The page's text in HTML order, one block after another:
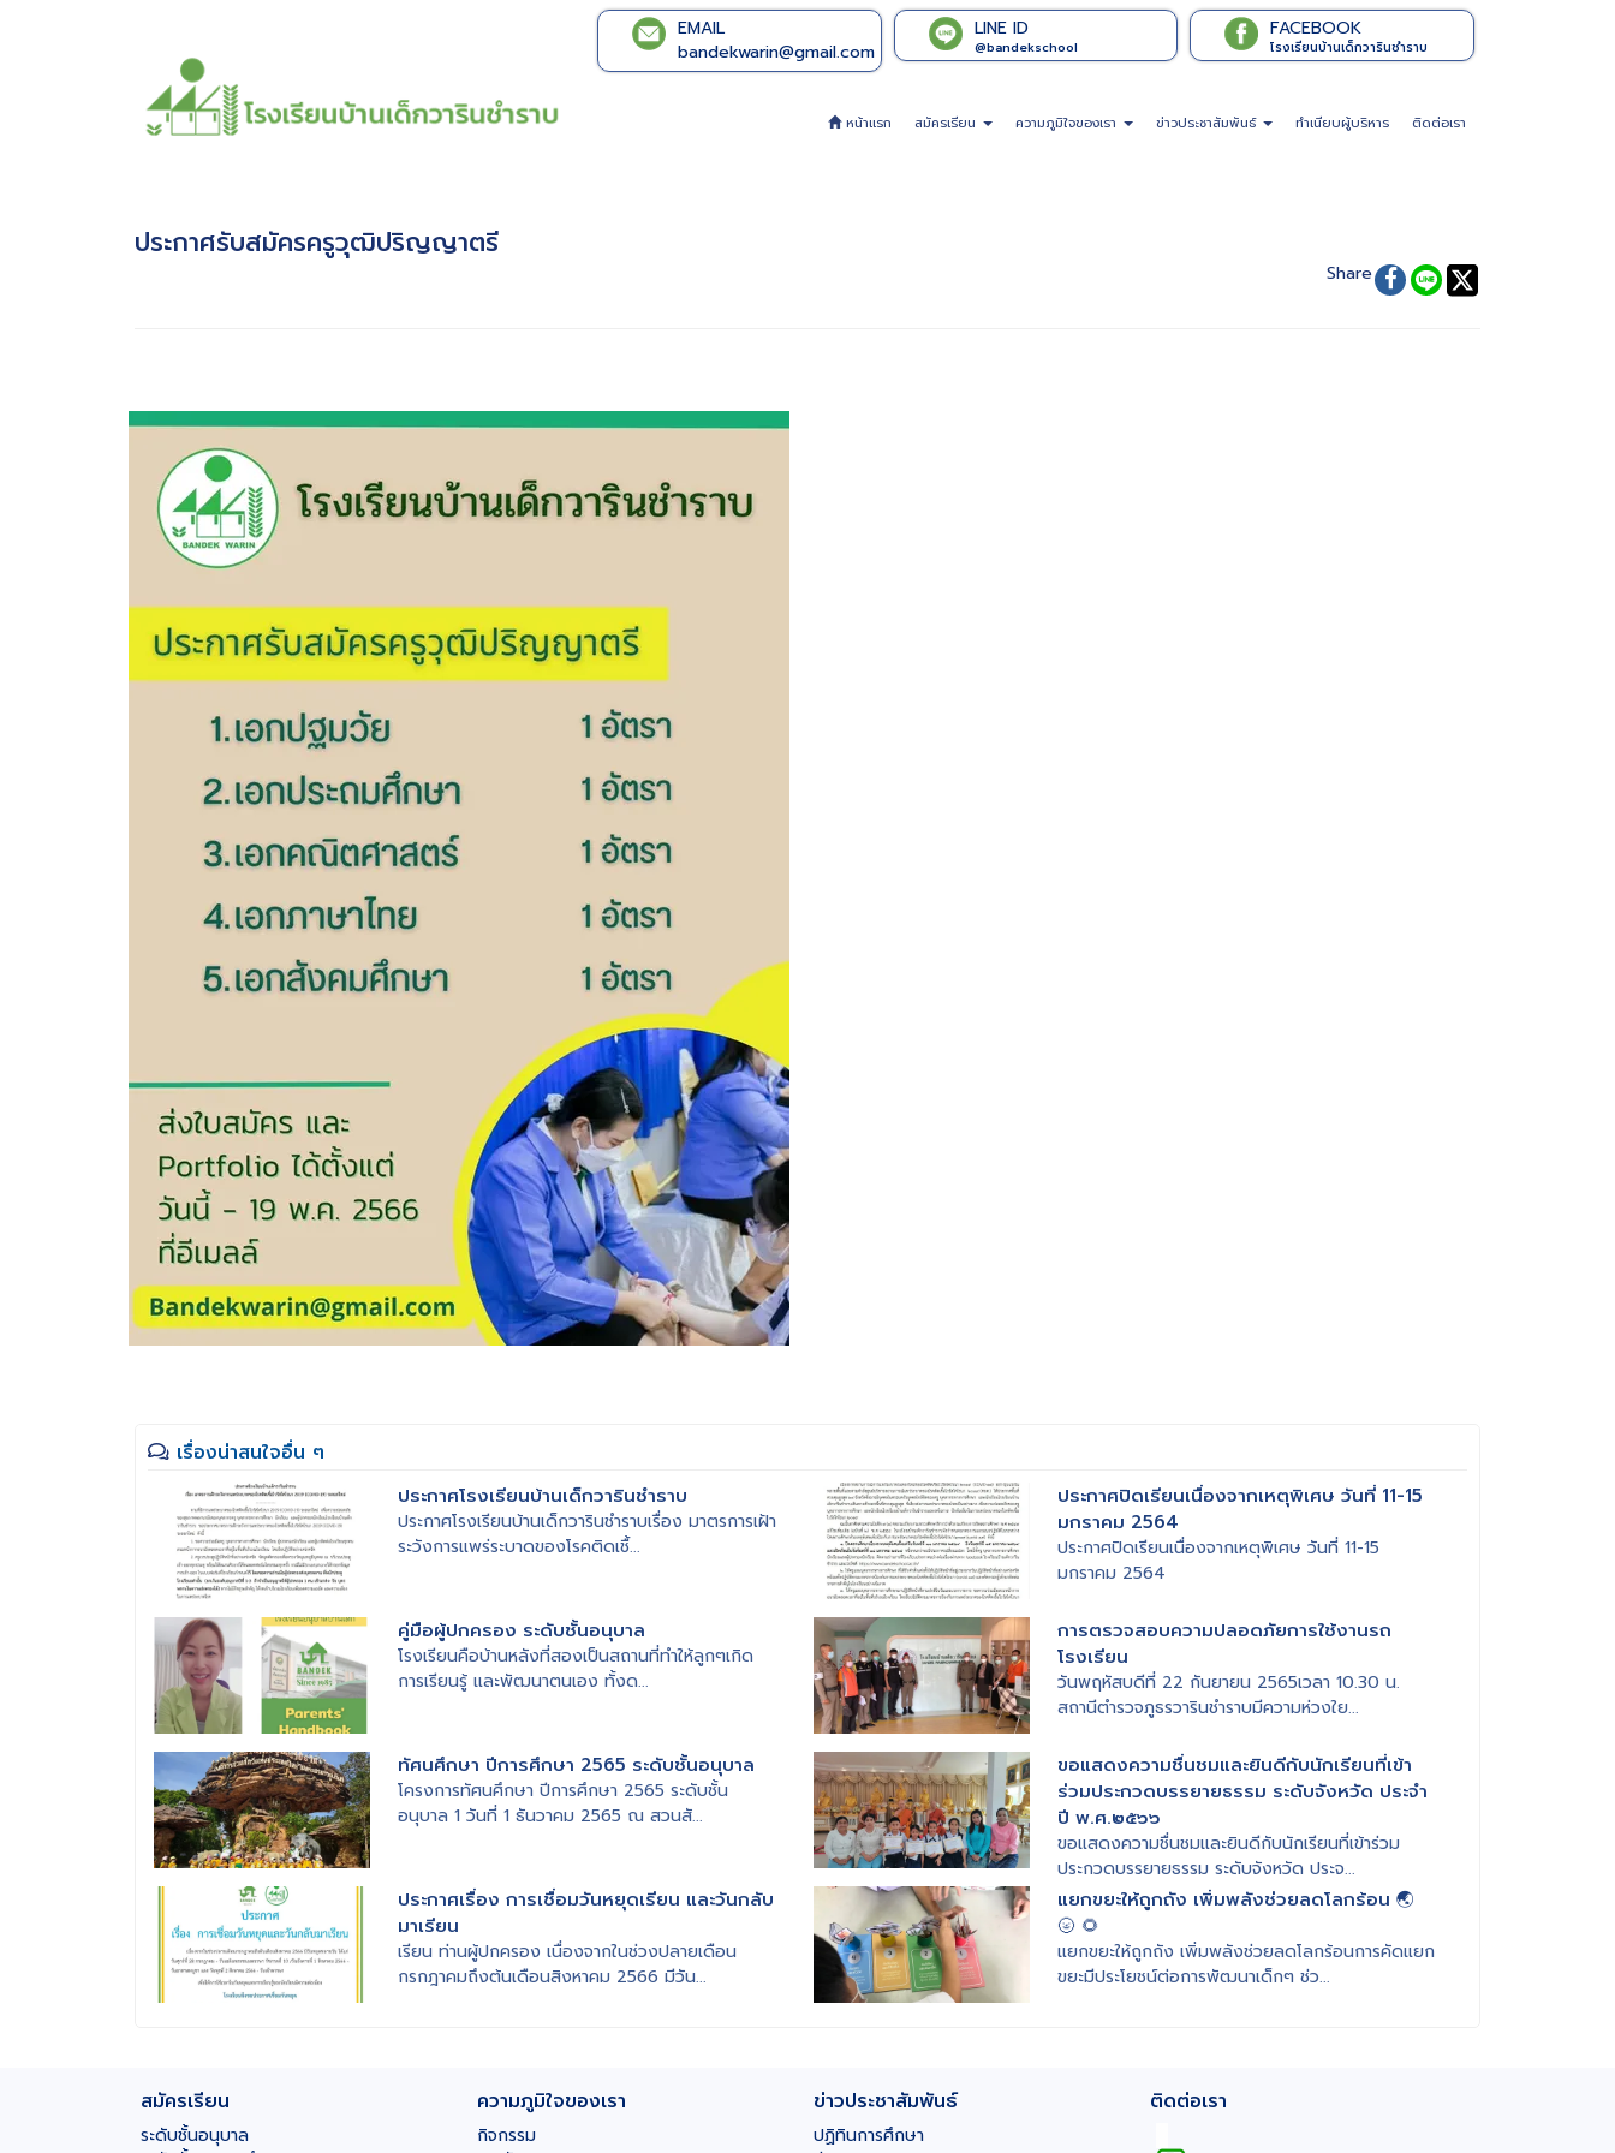
EMAIL
bandekwarin@gmail.com
LINE ID
@bandekschool
FACEBOOK
โรงเรียนบ้านเด็กวารินชำราบ
หน้าแรก สมัครเรียน ความภูมิใจของเรา ข่าวประชาสัมพันธ์ ทำเนียบผู้บริหาร ติดต่อเรา
ประกาศรับสมัครครูวุฒิปริญญาตรี
Share
เรื่องน่าสนใจอื่น ๆ
ประกาศโรงเรียนบ้านเด็กวารินชำราบ
ประกาศโรงเรียนบ้านเด็กวารินชำราบเรื่อง มาตรการเฝ้า
ระวังการแพร่ระบาดของโรคติดเชื้...
ประกาศปิดเรียนเนื่องจากเหตุพิเศษ วันที่ 11-15
มกราคม 2564
ประกาศปิดเรียนเนื่องจากเหตุพิเศษ วันที่ 11-15
มกราคม 2564
คู่มือผู้ปกครอง ระดับชั้นอนุบาล
โรงเรียนคือบ้านหลังที่สองเป็นสถานที่ทำให้ลูกๆเกิด
การเรียนรู้ และพัฒนาตนเอง ทั้งด...
การตรวจสอบความปลอดภัยการใช้งานรถ
โรงเรียน
วันพฤหัสบดีที่ 22 กันยายน 2565เวลา 10.30 น.
สถานีตำรวจภูธรวารินชำราบมีความห่วงใย...
ทัศนศึกษา ปีการศึกษา 2565 ระดับชั้นอนุบาล
โครงการทัศนศึกษา ปีการศึกษา 2565 ระดับชั้น
อนุบาล 1 วันที่ 1 ธันวาคม 2565 ณ สวนสั...
ขอแสดงความชื่นชมและยินดีกับนักเรียนที่เข้า
ร่วมประกวดบรรยายธรรม ระดับจังหวัด ประจำ
ปี พ.ศ.๒๕๖๖
ขอแสดงความชื่นชมและยินดีกับนักเรียนที่เข้าร่วม
ประกวดบรรยายธรรม ระดับจังหวัด ประจ...
ประกาศเรื่อง การเชื่อมวันหยุดเรียน และวันกลับ
มาเรียน
เรียน ท่านผู้ปกครอง เนื่องจากในช่วงปลายเดือน
กรกฎาคมถึงต้นเดือนสิงหาคม 2566 มีวัน...
แยกขยะให้ถูกถัง เพิ่มพลังช่วยลดโลกร้อน 🌏
🌝 🌻
แยกขยะให้ถูกถัง เพิ่มพลังช่วยลดโลกร้อนการคัดแยก
ขยะมีประโยชน์ต่อการพัฒนาเด็กๆ ช่ว...
สมัครเรียน
ระดับชั้นอนุบาล
ความภูมิใจของเรา
กิจกรรม
ข่าวประชาสัมพันธ์
ปฏิทินการศึกษา
ติดต่อเรา